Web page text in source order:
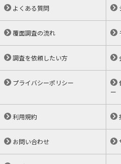
よくある質問
覆面調査の流れ
調査を依頼したい方
プライバシーポリシー
ー
利用規約
お問い合わせ